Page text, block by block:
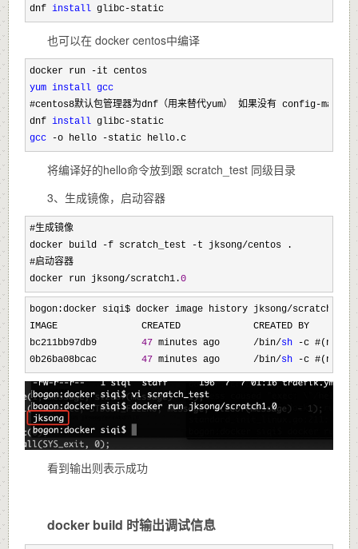
dnf install glibc-static
也可以在 docker centos中编译
docker run -
yum install gcc
#centos8默认包管理器为dnf（用来替代yum） 如果没有 config-
dnf install glibc-
gcc -o hello -static hello.c
将编译好的hello命令放到跟 scratch_test 同级目录
3、生成镜像，启动容器
#生成镜像
docker build -f scratch_test -t jksong/centos .
#启动容器
docker run jksong/scratch1.0
bogon:docker siqi$ docker image history jksong/scratch1.
IMAGE               CREATED             CREATED
bc211bb97db9 47 minutes ago      /bin/sh -c #(nop)
0b26ba08bcac 47 minutes ago      /bin/sh -c #(nop)
看到输出则表示成功
docker build 时输出调试信息